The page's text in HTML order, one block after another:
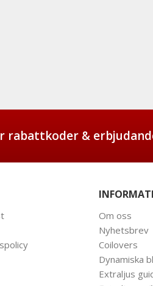
rabattkoder &
Om oss
Nyhetsbrev
Coilovers
Dynamiska
Extraljus